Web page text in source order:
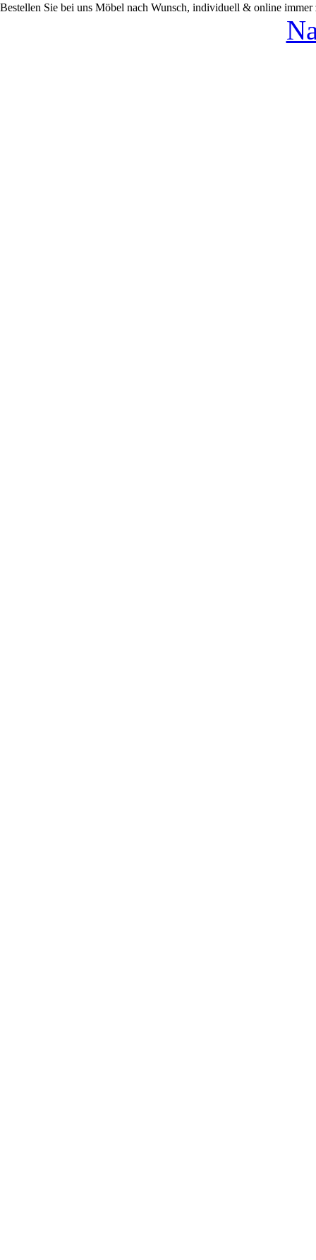
Bestellen Sie bei uns Möbel nach Wunsch, individuell & online immer